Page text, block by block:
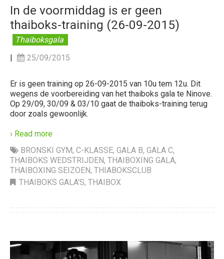
In de voormiddag is er geen
thaiboks-training (26-09-2015)
Thaiboksgala
25/09/2015
Er is geen training op 26-09-2015 van 10u tem 12u. Dit
wegens de voorbereiding van het thaiboks gala te Ninove.
Op 29/09, 30/09 & 03/10 gaat de thaiboks-training terug
door zoals gewoonlijk.
› Read more
BRONSKI GYM, C-KLASSE, GALA B, GALA C,
THAIBOKS WEDSTRIJDEN, THAIBOXING GALA,
THAIBOXING SEIZOEN, THIABOKSCLUB
THAIBOKS GALA'S, THAIBOX